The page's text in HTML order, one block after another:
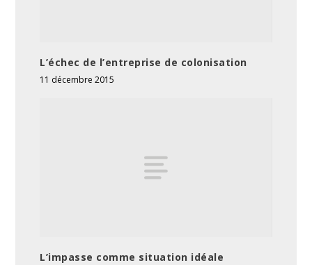
L’échec de l’entreprise de colonisation
11 décembre 2015
L’impasse comme situation idéale